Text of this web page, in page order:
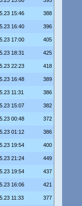
15:46 388
16:40 396
17:00 405
18:31 425
22:23 418
16:48 389
11:31 386
15:07 382
00:48 372
01:12 386
19:54 400
21:24 449
19:54 437
16:06 421
11:33 377